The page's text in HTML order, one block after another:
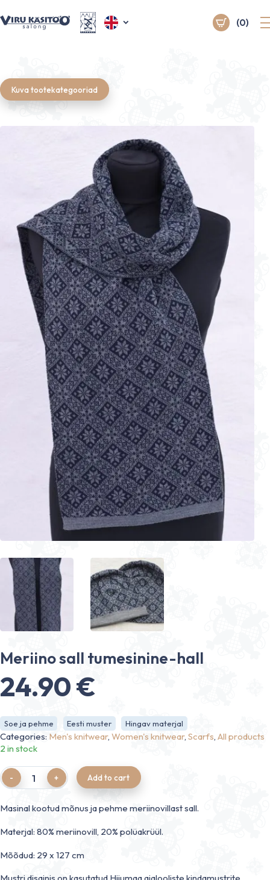
(0)
Kuva tootekategooriad
Meriino sall tumesinine-hall
24.90€
Soe ja pehme Eesti muster Hingav materjal
Categories: Men's knitwear, Women's knitwear, Scarfs, All products
2 in stock
Quantity Add to cart
Masinal kootud mõnus ja pehme meriinovillast sall.
Materjal: 80% meriinovill, 20% polüakrüül.
Mõõdud: 29 x 127 cm